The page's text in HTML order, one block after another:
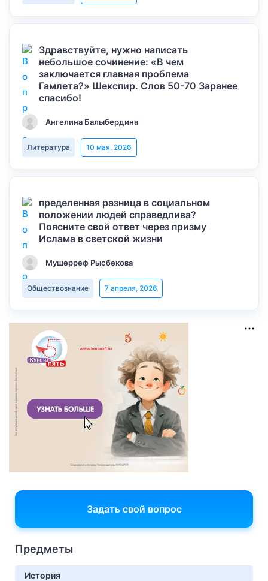
Здравствуйте, нужно написать
небольшое сочинение: «В чем
заключается главная проблема
Гамлета?» Шекспир. Слов 50-70 Заранее
спасибо!
Ангелина Балыбердина
Литература 10 мая, 2026
пределенная разница в социальном
положении людей справедлива?
Поясните свой ответ через призму
Ислама в светской жизни
Мушерреф Рысбекова
Обществознание 7 апреля, 2026
Задать свой вопрос
Предметы
История